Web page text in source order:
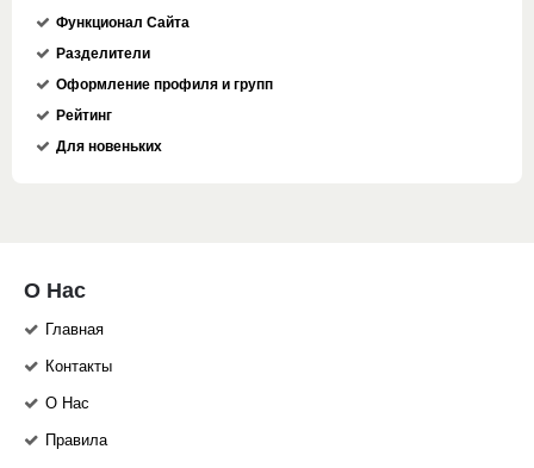
Функционал Сайта
Разделители
Оформление профиля и групп
Рейтинг
Для новеньких
О Нас
Главная
Контакты
О Нас
Правила